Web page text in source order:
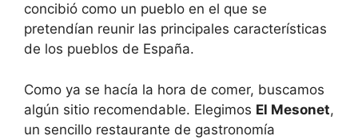
concibió como un pueblo en el que se
pretendían reunir las principales características
de los pueblos de España.
Como ya se hacía la hora de comer, buscamos
algún sitio recomendable. Elegimos El Mesonet,
un sencillo restaurante de gastronomía